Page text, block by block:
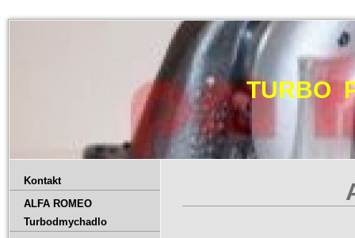
TURBO
Kontakt
ALFA ROMEO
Turbodmychadlo